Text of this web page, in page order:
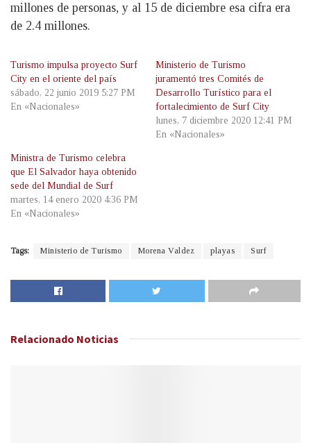
millones de personas, y al 15 de diciembre esa cifra era
de 2.4 millones.
Turismo impulsa proyecto Surf
City en el oriente del país
sábado, 22 junio 2019 5:27 PM
En «Nacionales»
Ministerio de Turismo
juramentó tres Comités de
Desarrollo Turístico para el
fortalecimiento de Surf City
lunes, 7 diciembre 2020 12:41 PM
En «Nacionales»
Ministra de Turismo celebra
que El Salvador haya obtenido
sede del Mundial de Surf
martes, 14 enero 2020 4:36 PM
En «Nacionales»
Tags: Ministerio de Turismo Morena Valdez playas Surf
Relacionado Noticias